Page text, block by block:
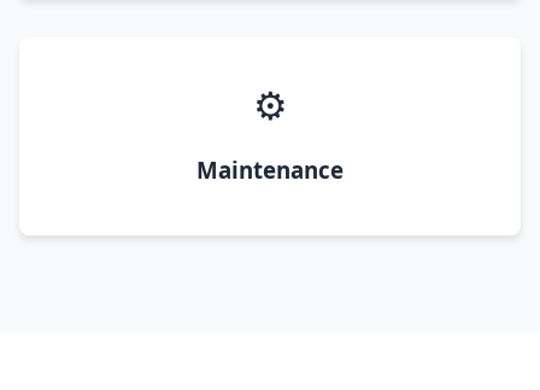
⚙️
Maintenance